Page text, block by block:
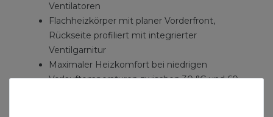
Ventilatoren
Flachheizkörper mit planer Vorderfront,
Rückseite profiliert mit integrierter
Ventilgarnitur
Maximaler Heizkomfort bei niedrigen
Vorlauftemperaturen zwischen 30 °C und 60